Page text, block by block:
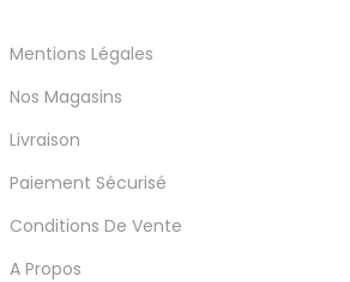
Mentions Légales
Nos Magasins
Livraison
Paiement Sécurisé
Conditions De Vente
A Propos